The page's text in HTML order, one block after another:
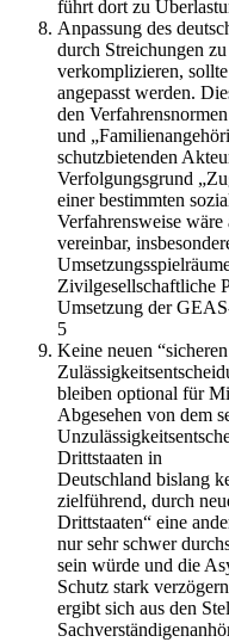
führt dort zu
Anpassung des
durch Streichungen zu
verkomplizieren,
angepasst werden.
den
und
schutzbietenden
Verfolgungsgrund
einer bestimmten
Verfahrensweise
vereinbar,
Zivilgesellschaftliche
Umsetzung der
5
Keine neuen
bleiben optional für
Abgesehen von dem
Drittstaaten in
Deutschland bislang
zielführend, durch
Drittstaaten“ eine
nur sehr schwer
sein würde und die
Schutz stark
ergibt sich aus den